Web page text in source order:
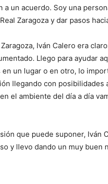
un acuerdo. Soy una
Zaragoza y dar pasos
Iván Calero era
Llego para ayudar
un lugar o en otro, lo
llegando con
el ambiente del día a día
que puede suponer,
y llevo dando un muy buen